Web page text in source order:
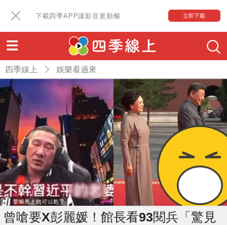
下載四季APP讓影音更順暢 立即下載
四季線上 娛樂看過來
曾嗆要X彭麗媛！館長看93閱兵「驚見